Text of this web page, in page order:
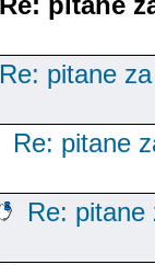
Re: pitane
Re: pitane
Re: pitane